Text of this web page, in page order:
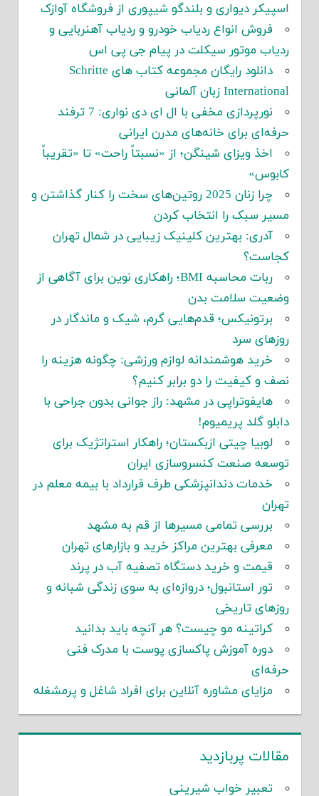
اسپیکر دیواری و بلندگو شیپوری از فروشگاه آوازک
فروش انواع ردیاب خودرو و ردیاب آهنربایی و
ردیاب موتور سیکلت در پیام جی پی اس
دانلود رایگان مجموعه کتاب های Schritte
International زبان آلمانی
نورپردازی مخفی با ال ای دی نواری: 7 ترفند
حرفه‌ای برای خانه‌های مدرن ایرانی
اخذ ویزای شینگن؛ از «نسبتاً راحت» تا «تقریباً
کابوس»
چرا زنان 2025 روتین‌های سخت را کنار گذاشتن و
مسیر سبک را انتخاب کردن
آدری: بهترین کلینیک زیبایی در شمال تهران
کجاست؟
ربات محاسبه BMI؛ راهکاری نوین برای آگاهی از
وضعیت سلامت بدن
برتونیکس؛ قدم‌هایی گرم، شیک و ماندگار در
روزهای سرد
خرید هوشمندانه لوازم ورزشی: چگونه هزینه را
نصف و کیفیت را دو برابر کنیم؟
هایفوتراپی در مشهد: راز جوانی بدون جراحی با
دابلو گلد پریمیوم!
لوبیا چیتی ازبکستان؛ راهکار استراتژیک برای
توسعه صنعت کنسروسازی ایران
خدمات دندانپزشکی طرف قرارداد با بیمه معلم در
تهران
بررسی تمامی مسیرها از قم به مشهد
معرفی بهترین مراکز خرید و بازارهای تهران
قیمت و خرید دستگاه تصفیه آب در پرند
تور استانبول؛ دروازه‌ای به سوی زندگی شبانه و
روزهای تاریخی
کراتینه مو چیست؟ هر آنچه باید بدانید
دوره آموزش پاکسازی پوست با مدرک فنی
حرفه‌ای
مزایای مشاوره آنلاین برای افراد شاغل و پرمشغله
مقالات پربازدید
تعبیر خواب شیرینی